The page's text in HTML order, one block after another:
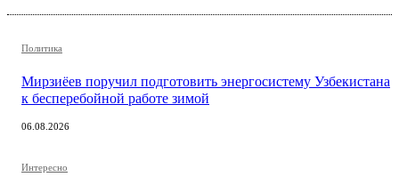
Политика
Мирзиёев поручил подготовить энергосистему Узбекистана
к бесперебойной работе зимой
06.08.2026
Интересно